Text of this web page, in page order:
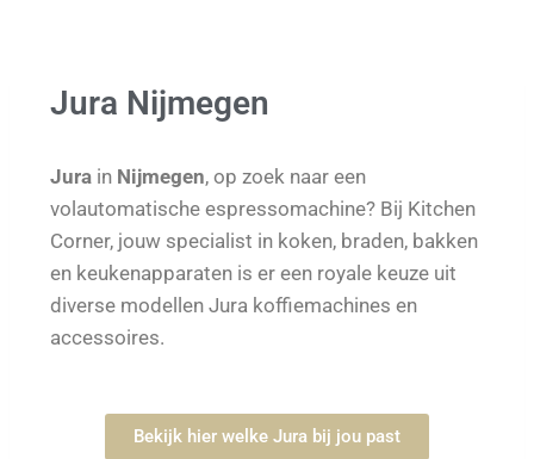
Jura Nijmegen
Jura in Nijmegen, op zoek naar een
volautomatische espressomachine? Bij Kitchen
Corner, jouw specialist in koken, braden, bakken
en keukenapparaten is er een royale keuze uit
diverse modellen Jura koffiemachines en
accessoires.
Bekijk hier welke Jura bij jou past